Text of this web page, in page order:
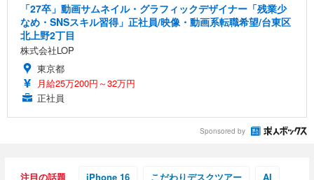
「27卒」動画サムネイル・グラフィックデザイナー「残業少
なめ・SNSスキル習得」正社員/映像・動画系転職希望/台東区
北上野2丁目
株式会社LOP
東京都
月給25万200円～32万円
正社員
Sponsored by
注目の話題 iPhone 16 こだわりデスクツアー AI